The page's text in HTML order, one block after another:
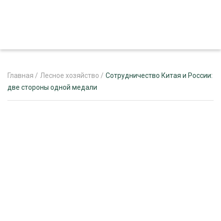
Главная / Лесное хозяйство / Сотрудничество Китая и России:
две стороны одной медали